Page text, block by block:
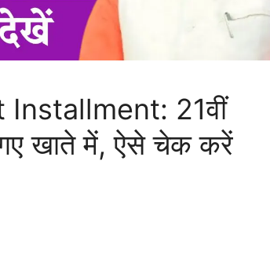
21वीं
खाते में, ऐसे चेक करें